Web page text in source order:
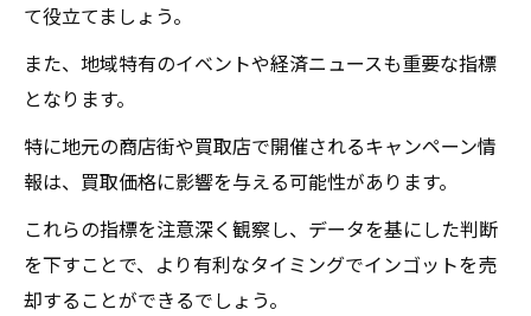
て役立てましょう。
また、地域特有のイベントや経済ニュースも重要な指標
となります。
特に地元の商店街や買取店で開催されるキャンペーン情
報は、買取価格に影響を与える可能性があります。
これらの指標を注意深く観察し、データを基にした判断
を下すことで、より有利なタイミングでインゴットを売
却することができるでしょう。